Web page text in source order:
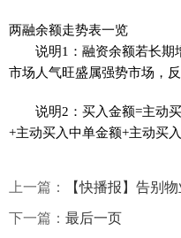
两融余额走势表一览
说明1：融资余额若长期
市场人气旺盛属强势市场，
说明2：买入金额=主动
+主动买入中单金额+主动买入
上一篇： 【快播报】告别物业服
下一篇： 最后一页